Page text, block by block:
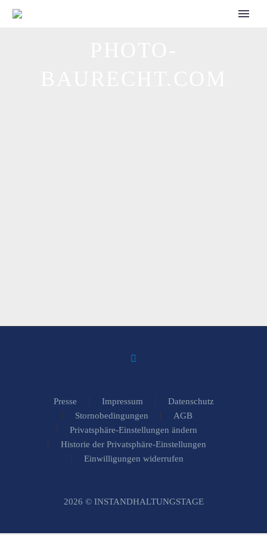
Presse Impressum
Datenschutz
Stornobedingungen
AGB
Privatsphäre-Einstellungen ändern
Historie der Privatsphäre-Einstellungen
Einwilligungen widerrufen
2026 © INSTANDHALTUNGSTAGE